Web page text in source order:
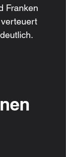
Franken